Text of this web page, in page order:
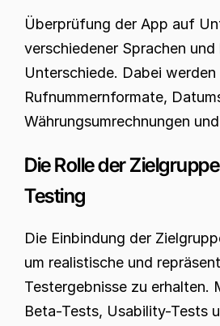
Überprüfung der App auf
verschiedener Sprachen und
Unterschiede. Dabei
Rufnummernformate,
Währungsumrechnungen
Die Rolle der
Testing
Die Einbindung der
um realistische und
Testergebnisse zu erhalten.
Beta-Tests, Usability-Tests